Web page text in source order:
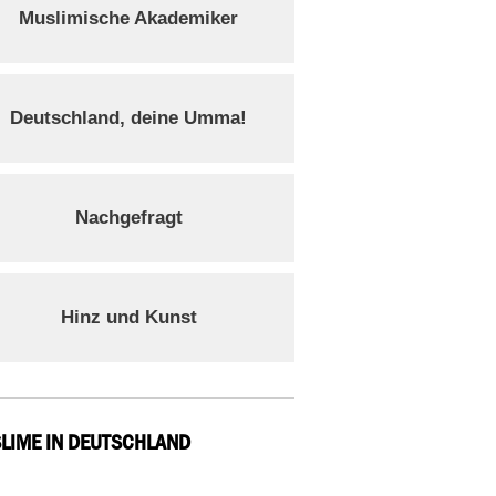
Muslimische Akademiker
Deutschland, deine Umma!
Nachgefragt
Hinz und Kunst
IN DEUTSCHLAND